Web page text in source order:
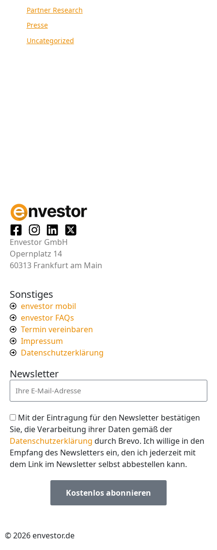
Partner Research
Presse
Uncategorized
Envestor GmbH
Opernplatz 14
60313 Frankfurt am Main
Sonstiges
envestor mobil
envestor FAQs
Termin vereinbaren
Impressum
Datenschutzerklärung
Newsletter
Mit der Eintragung für den Newsletter bestätigen
Sie, die Verarbeitung ihrer Daten gemäß der
Datenschutzerklärung durch Brevo. Ich willige in den
Empfang des Newsletters ein, den ich jederzeit mit
dem Link im Newsletter selbst abbestellen kann.
Kostenlos abonnieren
© 2026 envestor.de